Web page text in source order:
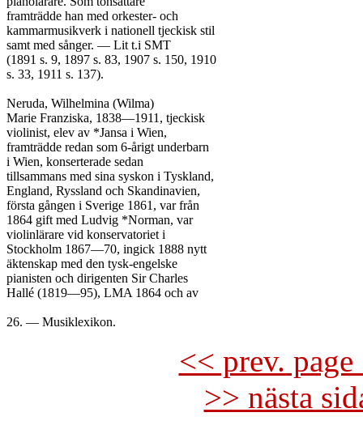
framträdde han med orkester- och
kammarmusikverk i nationell tjeckisk stil
samt med sånger. — Lit t.i SMT
(1891 s. 9, 1897 s. 83, 1907 s. 150, 1910
s. 33, 1911 s. 137).
Neruda, Wilhelmina (Wilma)
Marie Franziska, 1838—1911, tjeckisk
violinist, elev av *Jansa i Wien,
framträdde redan som 6-årigt underbarn
i Wien, konserterade sedan
tillsammans med sina syskon i Tyskland,
England, Ryssland och Skandinavien,
första gången i Sverige 1861, var från
1864 gift med Ludvig *Norman, var
violinlärare vid konservatoriet i
Stockholm 1867—70, ingick 1888 nytt
äktenskap med den tysk-engelske
pianisten och dirigenten Sir Charles
Hallé (1819—95), LMA 1864 och av
<< prev.
>> nästa